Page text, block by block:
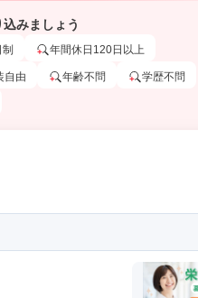
みましょう
年間休日120日以上
自由 年齢不問 学歴不問